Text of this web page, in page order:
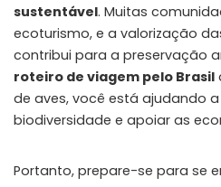
sustentável. Muitas
ecoturismo, e a valorização
contribui para a preservação
roteiro de viagem pelo Brasil
de aves, você está ajudando
biodiversidade e apoiar as
Portanto, prepare-se para se